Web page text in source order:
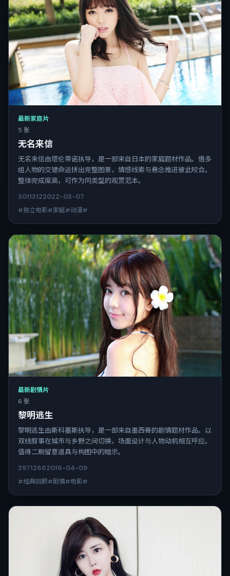
最新家庭片
5 张
无名来信
无名来信由塔伦蒂诺执导，是一部来自日本的家庭题材作品。借多
组人物的交错命运拼出完整图景，情感线索与悬念推进彼此咬合。
整体完成度高，可作为同类型的观赏范本。
30113122022-03-07
#独立电影#家庭#动漫#
最新剧情片
6 张
黎明逃生
黎明逃生由斯科塞斯执导，是一部来自墨西哥的剧情题材作品。以
双线叙事在城市与乡野之间切换，场面设计与人物动机相互呼应。
值得二刷留意道具与构图中的暗示。
39712662016-04-09
#经典回顾#剧情#电影#